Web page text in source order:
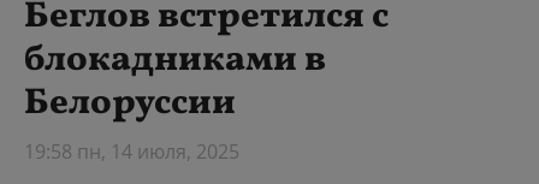
Беглов встретился с
блокадниками в
Белоруссии
19:58 пн, 14 июля, 2025